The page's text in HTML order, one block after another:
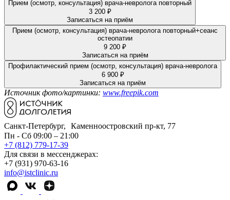
Прием (осмотр, консультация) врача-невролога повторный
3 200 ₽
Записаться на приём
Прием (осмотр, консультация) врача-невролога повторный+сеанс
остеопатии
9 200 ₽
Записаться на приём
Профилактический прием (осмотр, консультация) врача-невролога
6 900 ₽
Записаться на приём
Источник фото/картинки: www.freepik.com
Санкт-Петербург, Каменноостровский пр-кт, 77
Пн - Сб 09:00 – 21:00
+7 (812) 779-17-39
Для связи в мессенджерах:
+7 (931) 970-63-16
info@istclinic.ru